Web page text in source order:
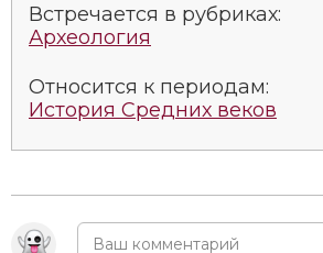
Политическая история
Революции и народные движения
Религия и церковь
Россия
Северная Америка
Встречается в рубриках:
Археология
Относится к периодам:
История Средних веков